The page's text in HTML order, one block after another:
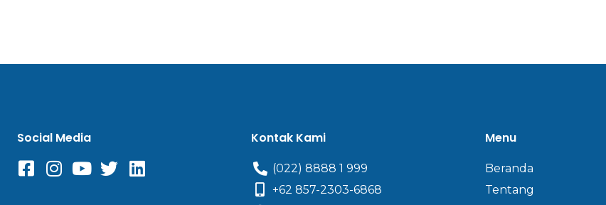
Social Media Kontak Kami
(022) 8888 1 999
+62 857-2303-6868
Menu
Beranda
Tentang